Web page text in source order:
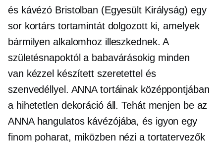
és kávézó Bristolban (Egyesült Királyság) egy
sor kortárs tortamintát dolgozott ki, amelyek
bármilyen alkalomhoz illeszkednek. A
születésnapoktól a babavárásokig minden
van kézzel készített szeretettel és
szenvedéllyel. ANNA tortáinak középpontjában
a hihetetlen dekoráció áll. Tehát menjen be az
ANNA hangulatos kávézójába, és igyon egy
finom poharat, miközben nézi a tortatervezők